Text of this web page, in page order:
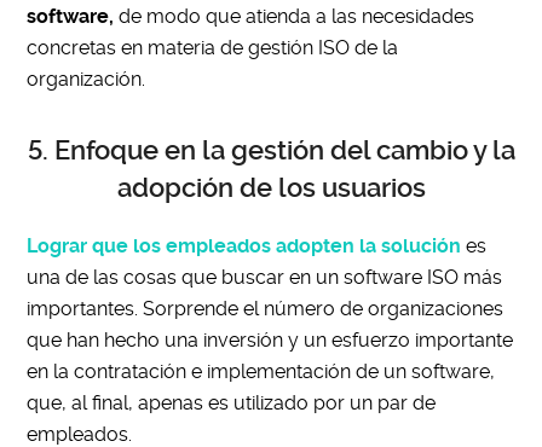
software, de modo que atienda a las necesidades
concretas en materia de gestión ISO de la
organización.
5. Enfoque en la gestión del cambio y la
adopción de los usuarios
Lograr que los empleados adopten la solución es
una de las cosas que buscar en un software ISO más
importantes. Sorprende el número de organizaciones
que han hecho una inversión y un esfuerzo importante
en la contratación e implementación de un software,
que, al final, apenas es utilizado por un par de
empleados.